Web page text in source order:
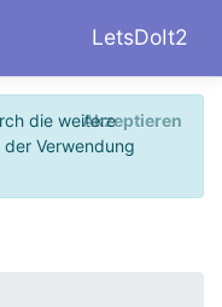
LetsDoIt2
die weitere
Verwendung
Akzeptieren